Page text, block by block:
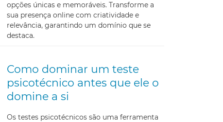
opções únicas e memoráveis. Transforme a
sua presença online com criatividade e
relevância, garantindo um domínio que se
destaca.
Como dominar um teste
psicotécnico antes que ele o
domine a si
Os testes psicotécnicos são uma ferramenta